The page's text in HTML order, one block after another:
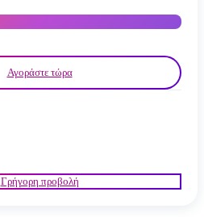
Αγοράστε τώρα
Γρήγορη προβολή